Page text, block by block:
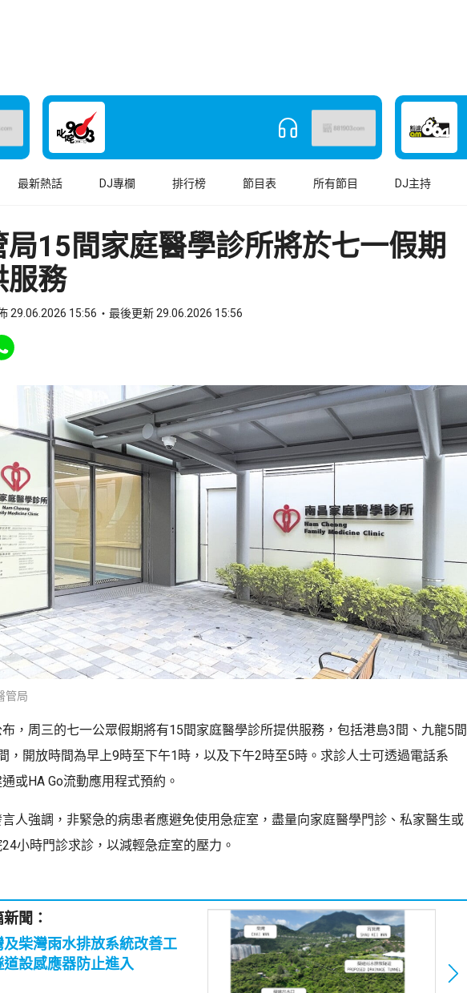
最新熱話 DJ專欄 排行榜 節目表 所有節目 DJ主持
局15間家庭醫學診所將於七一假期
服務
29.06.2026 15:56 最後更新 29.06.2026 15:56
to WhatsApp
管局
，周三的七一公眾假期將有15間家庭醫學診所提供服務，包括港島3間、九龍5間
，開放時間為早上9時至下午1時，以及下午2時至5時。求診人士可透過電話系
或HA Go流動應用程式預約。
人強調，非緊急的病患者應避免使用急症室，盡量向家庭醫學門診、私家醫生或
小時門診求診，以減輕急症室的壓力。
聞：
及柴灣雨水排放系統改善工
設感應器防止進入